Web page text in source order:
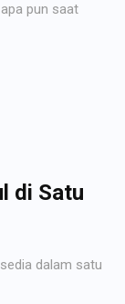
pun saat
di Satu
dalam satu